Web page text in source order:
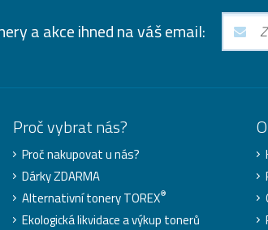
a akce ihned na váš email:
Proč vybrat nás?
Proč nakupovat u nás?
Dárky ZDARMA
Alternativní tonery TOREX®
Ekologická likvidace a výkup tonerů